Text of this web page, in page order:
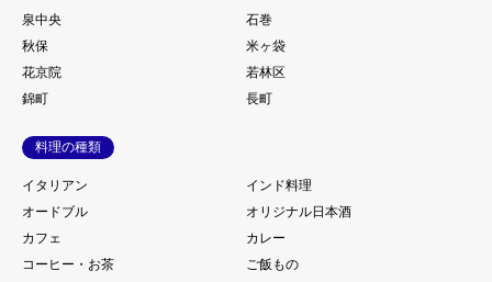
泉中央
石巻
秋保
米ヶ袋
花京院
若林区
錦町
長町
料理の種類
イタリアン
インド料理
オードブル
オリジナル日本酒
カフェ
カレー
コーヒー・お茶
ご飯もの